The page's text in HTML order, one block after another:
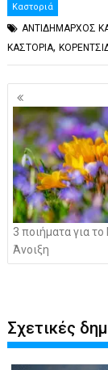
Καστοριά
ΑΝΤΙΔΗΜΑΡΧΟΣ
ΚΑΣΤΟΡΙΑ,
Πλοήγηση
άρθρων
3 ποιήματα για
Άνοιξη
Σχετικές